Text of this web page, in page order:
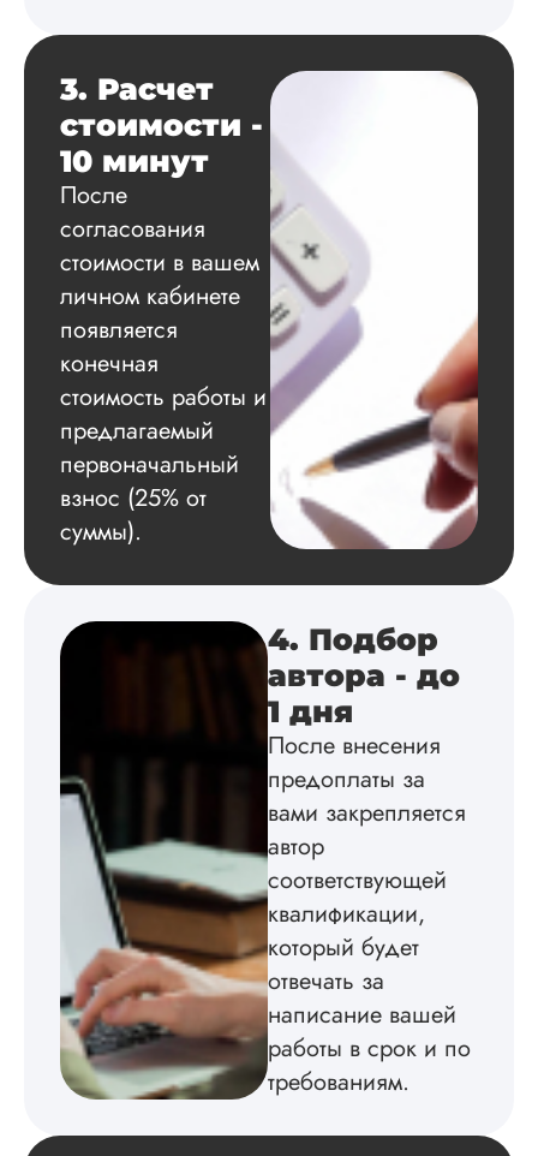
работу выполнили
оговоренные
сдачи,
оформили в
соответствии с
Взаимодействие с
клиентами
подробно
по всем вопросам.
Инна
Диссертация
Дата:2024-04-29
Магистерскую
диссертацию по
философии
на твердую 5.
Грамотно
литературы,
поставили ссылки
все
источники.
3. Расчет
стоимости -
10 минут
После
согласования
стоимости в вашем
личном кабинете
появляется
конечная
стоимость работы и
предлагаемый
первоначальный
взнос (25% от
суммы).
4. Подбор
автора - до
1 дня
После внесения
предоплаты за
вами закрепляется
автор
соответствующей
квалификации,
который будет
отвечать за
написание вашей
работы в срок и по
требованиям.